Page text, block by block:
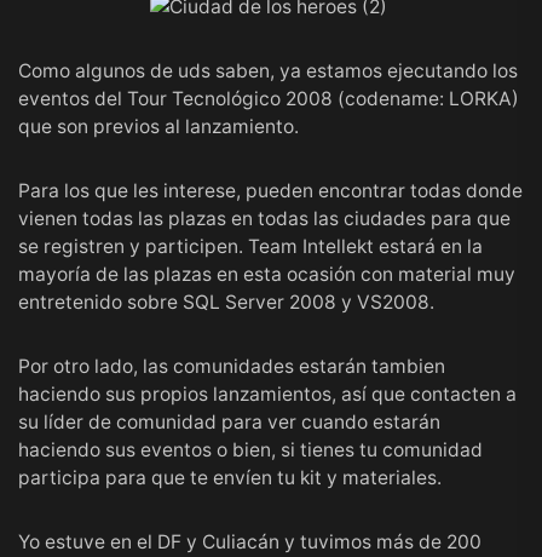
Como algunos de uds saben, ya estamos ejecutando los
eventos del Tour Tecnológico 2008 (codename: LORKA)
que son previos al lanzamiento.
Para los que les interese, pueden encontrar todas donde
vienen todas las plazas en todas las ciudades para que
se registren y participen. Team Intellekt estará en la
mayoría de las plazas en esta ocasión con material muy
entretenido sobre SQL Server 2008 y VS2008.
Por otro lado, las comunidades estarán tambien
haciendo sus propios lanzamientos, así que contacten a
su líder de comunidad para ver cuando estarán
haciendo sus eventos o bien, si tienes tu comunidad
participa para que te envíen tu kit y materiales.
Yo estuve en el DF y Culiacán y tuvimos más de 200